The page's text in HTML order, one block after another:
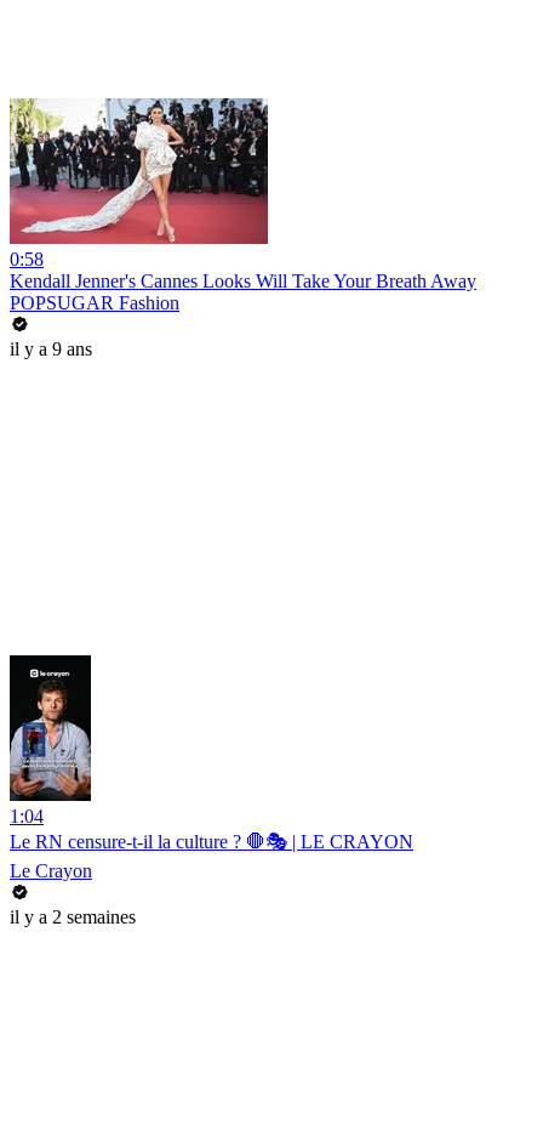
0:58
Kendall Jenner's Cannes Looks Will Take Your Breath Away
POPSUGAR Fashion
il y a 9 ans
1:04
Le RN censure-t-il la culture ? 🛑🎭 | LE CRAYON
Le Crayon
il y a 2 semaines